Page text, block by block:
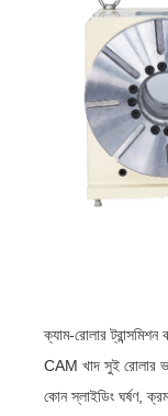
ক্যাম-রোলার
CAM খাদ সুই রোলার
কোন স্লাইডিং ঘর্ষণ,